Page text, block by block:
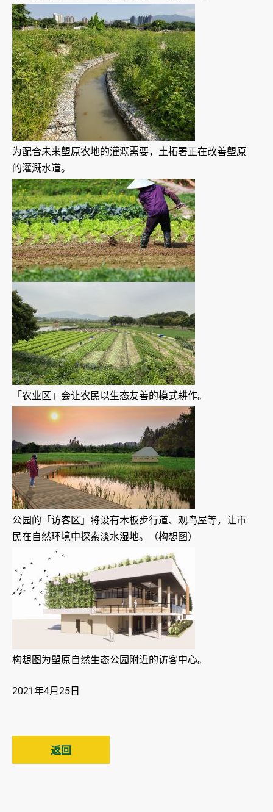
为配合未来塱原农地的灌溉需要，土拓署正在改善塱原
的灌溉水道。
「农业区」会让农民以生态友善的模式耕作。
公园的「访客区」将设有木板步行道、观鸟屋等，让市
民在自然环境中探索淡水湿地。（构想图）
构想图为塱原自然生态公园附近的访客中心。
2021年4月25日
返回